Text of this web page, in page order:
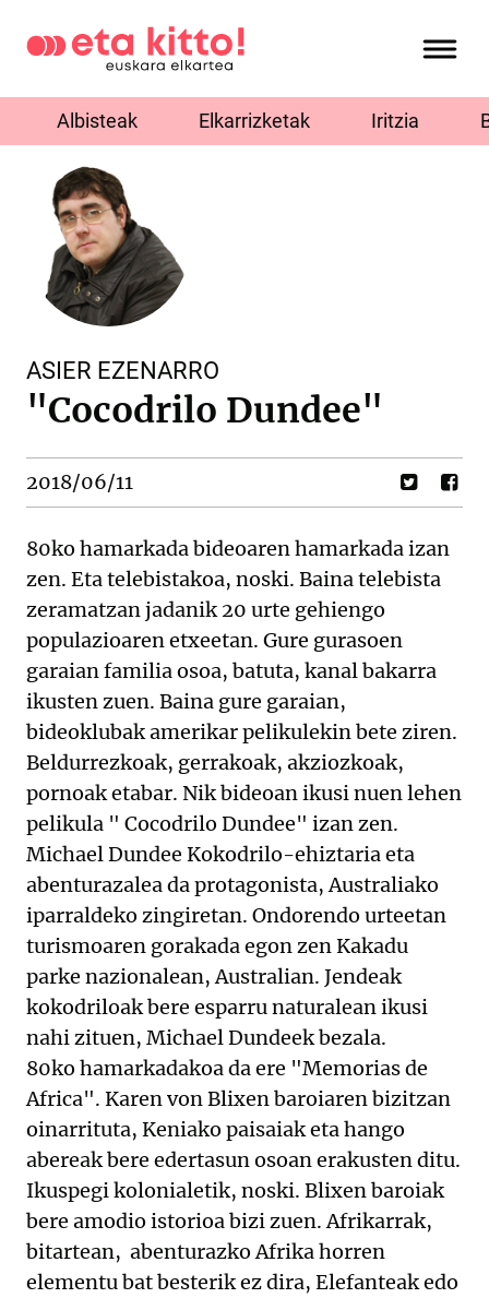
Albisteak Elkarrizketak Iritzia
ASIER EZENARRO
"Cocodrilo Dundee"
2018/06/11
80ko hamarkada bideoaren hamarkada izan
zen. Eta telebistakoa, noski. Baina telebista
zeramatzan jadanik 20 urte gehiengo
populazioaren etxeetan. Gure gurasoen
garaian familia osoa, batuta, kanal bakarra
ikusten zuen. Baina gure garaian,
bideoklubak amerikar pelikulekin bete ziren.
Beldurrezkoak, gerrakoak, akziozkoak,
pornoak etabar. Nik bideoan ikusi nuen lehen
pelikula " Cocodrilo Dundee" izan zen.
Michael Dundee Kokodrilo-ehiztaria eta
abenturazalea da protagonista, Australiako
iparraldeko zingiretan. Ondorendo urteetan
turismoaren gorakada egon zen Kakadu
parke nazionalean, Australian. Jendeak
kokodriloak bere esparru naturalean ikusi
nahi zituen, Michael Dundeek bezala.
80ko hamarkadakoa da ere "Memorias de
Africa". Karen von Blixen baroiaren bizitzan
oinarrituta, Keniako paisaiak eta hango
abereak bere edertasun osoan erakusten ditu.
Ikuspegi kolonialetik, noski. Blixen baroiak
bere amodio istorioa bizi zuen. Afrikarrak,
bitartean, abenturazko Afrika horren
elementu bat besterik ez dira, Elefanteak edo